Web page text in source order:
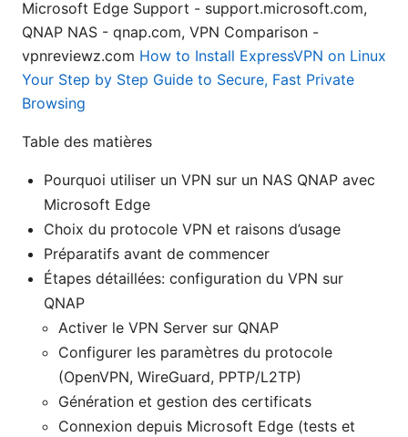
Microsoft Edge Support - support.microsoft.com,
QNAP NAS - qnap.com, VPN Comparison -
vpnreviewz.com How to Install ExpressVPN on Linux
Your Step by Step Guide to Secure, Fast Private
Browsing
Table des matières
Pourquoi utiliser un VPN sur un NAS QNAP avec
Microsoft Edge
Choix du protocole VPN et raisons d’usage
Préparatifs avant de commencer
Étapes détaillées: configuration du VPN sur
QNAP
Activer le VPN Server sur QNAP
Configurer les paramètres du protocole
(OpenVPN, WireGuard, PPTP/L2TP)
Génération et gestion des certificats
Connexion depuis Microsoft Edge (tests et